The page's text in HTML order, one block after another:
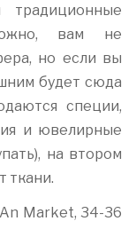
вам не
но если вы
будет сюда
специи,
и ювелирные
на втором
ткани.
Market, 34-36